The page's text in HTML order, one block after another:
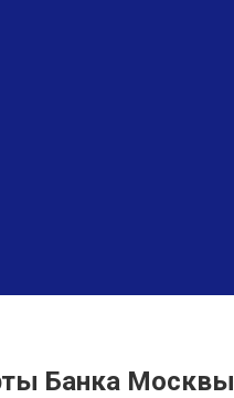
Банка Москвы